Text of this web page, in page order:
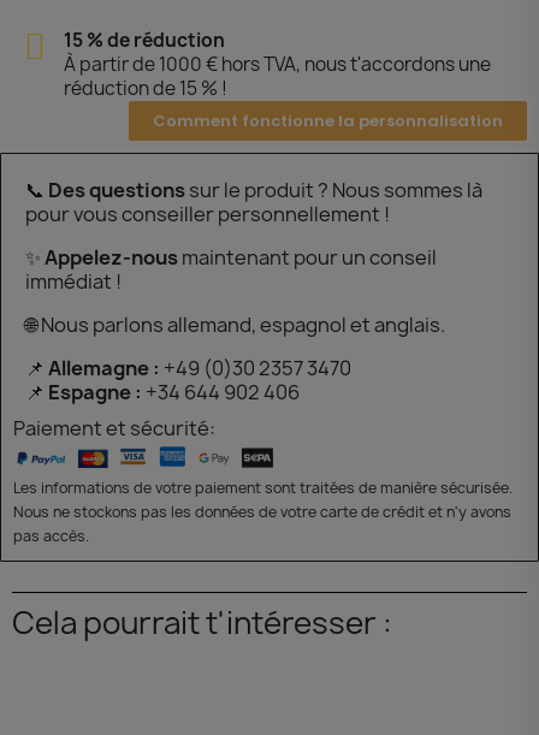
15 % de réduction
À partir de 1000 € hors TVA, nous t'accordons une
réduction de 15 % !
Comment fonctionne la personnalisation
📞 Des questionssur le produit ? Nous sommes là
pour vous conseiller personnellement !
✨Appelez-nousmaintenant pour un conseil
immédiat !
🌐 Nous parlons allemand, espagnol et anglais.
📌 Allemagne : +49 (0)30 2357 3470
📌 Espagne : +34 644 902 406
Paiement et sécurité:
Les informations de votre paiement sont traitées de manière sécurisée.
Nous ne stockons pas les données de votre carte de crédit et n'y avons
pas accès.
Cela pourrait t'intéresser :